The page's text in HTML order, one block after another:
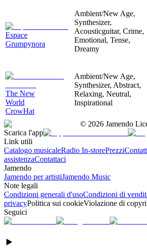
Espace
Grumpynora
Ambient/New Age,
Synthesizer,
Acousticguitar, Crime,
Emotional, Tense,
Dreamy
The New
World
CrowHat
Ambient/New Age,
Synthesizer, Abstract,
Relaxing, Neutral,
Inspirational
© 2026 Jamendo
Scarica l'app
Link utili
Catalogo musicaleRadio In-storePrezzi
assistenzaContattaci
Jamendo
Jamendo per artistiJamendo Music
Note legali
Condizioni generali d'usoCondizioni di
privacyPolitica sui cookieViolazione di
Seguici